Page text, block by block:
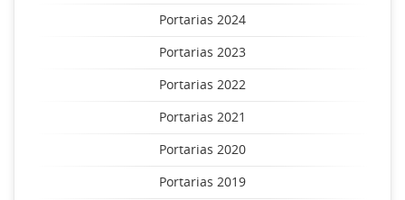
Portarias 2024
Portarias 2023
Portarias 2022
Portarias 2021
Portarias 2020
Portarias 2019